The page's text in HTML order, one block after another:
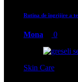
Rutina de îngrijire a
Mona 0
Skin Care